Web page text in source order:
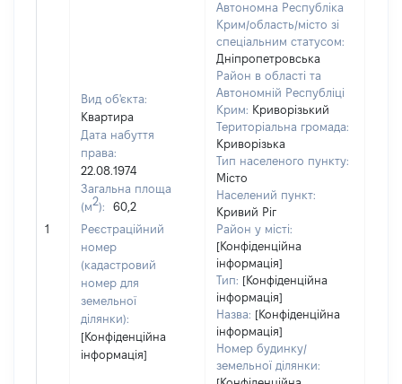
1
Вид об'єкта:
Квартира
Дата набуття
права:
22.08.1974
Загальна площа
(м2):
60,2
Реєстраційний
номер
(кадастровий
номер для
земельної
ділянки):
[Конфіденційна
інформація]
Автономна Республіка
Крим/область/місто зі
спеціальним статусом:
Дніпропетровська
Район в області та
Автономній Республіці
Крим: Криворізький
Територіальна громада:
Криворізька
Тип населеного пункту:
Місто
Населений пункт:
Кривий Ріг
Район у місті:
[Конфіденційна
інформація]
Тип: [Конфіденційна
інформація]
Назва: [Конфіденційна
інформація]
Номер будинку/
земельної ділянки: